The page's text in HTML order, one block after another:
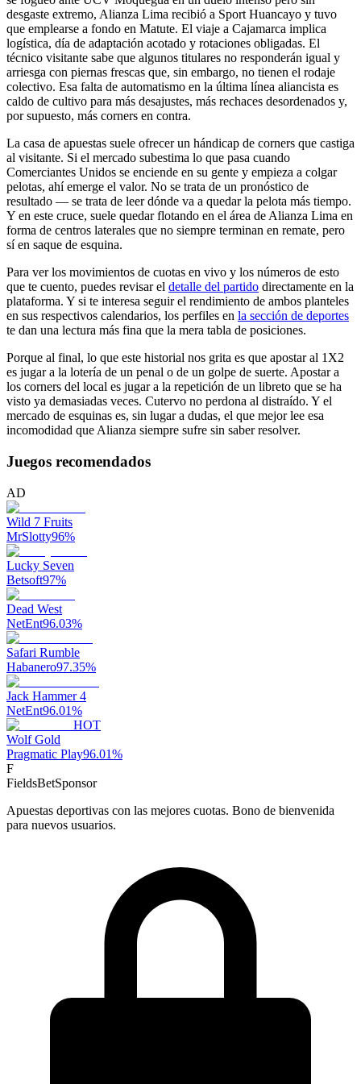
desgaste extremo, Alianza Lima recibió a Sport Huancayo y tuvo
que emplearse a fondo en Matute. El viaje a Cajamarca implica
logística, día de adaptación acotado y rotaciones obligadas. El
técnico visitante sabe que algunos titulares no responderán igual y
arriesga con piernas frescas que, sin embargo, no tienen el rodaje
colectivo. Esa falta de automatismo en la última línea aliancista es
caldo de cultivo para más desajustes, más rechaces desordenados y,
por supuesto, más corners en contra.
La casa de apuestas suele ofrecer un hándicap de corners que castiga
al visitante. Si el mercado subestima lo que pasa cuando
Comerciantes Unidos se enciende en su gente y empieza a colgar
pelotas, ahí emerge el valor. No se trata de un pronóstico de
resultado — se trata de leer dónde va a quedar la pelota más tiempo.
Y en este cruce, suele quedar flotando en el área de Alianza Lima en
forma de centros laterales que no siempre terminan en remate, pero
sí en saque de esquina.
Para ver los movimientos de cuotas en vivo y los números de esto
que te cuento, puedes revisar el detalle del partido directamente en la
plataforma. Y si te interesa seguir el rendimiento de ambos planteles
en sus respectivos calendarios, los perfiles en la sección de deportes
te dan una lectura más fina que la mera tabla de posiciones.
Porque al final, lo que este historial nos grita es que apostar al 1X2
es jugar a la lotería de un penal o de un golpe de suerte. Apostar a
los corners del local es jugar a la repetición de un libreto que se ha
visto ya demasiadas veces. Cutervo no perdona al distraído. Y el
mercado de esquinas es, sin lugar a dudas, el que mejor lee esa
incomodidad que Alianza siempre sufre sin saber resolver.
Juegos recomendados
AD
Wild 7 Fruits
MrSlotty96%
Lucky Seven
Betsoft97%
Dead West
NetEnt96.03%
Safari Rumble
Habanero97.35%
Jack Hammer 4
NetEnt96.01%
HOT
Wolf Gold
Pragmatic Play96.01%
F
FieldsBetSponsor
Apuestas deportivas con las mejores cuotas. Bono de bienvenida
para nuevos usuarios.